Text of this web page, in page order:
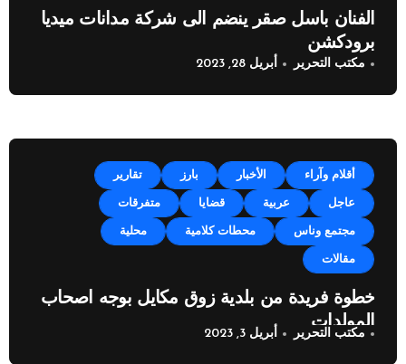
الفنان باسل صقر ينضم الى شركة مدانات ميديا
برودكشن
مكتب التحرير أبريل 28, 2023
أقلام وآراء الأخبار بارز تقارير
عاجل عربية قضايا متفرقات
مجتمع وناس محطات كلامية محلية
مقالات
خطوة فريدة من بلدية زوق مكايل بوجه اصحاب
المولدات
مكتب التحرير أبريل 3, 2023